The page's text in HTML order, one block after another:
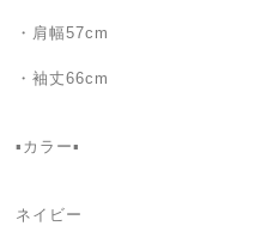
・肩幅57cm
・袖丈66cm
▪️カラー▪️
ネイビー